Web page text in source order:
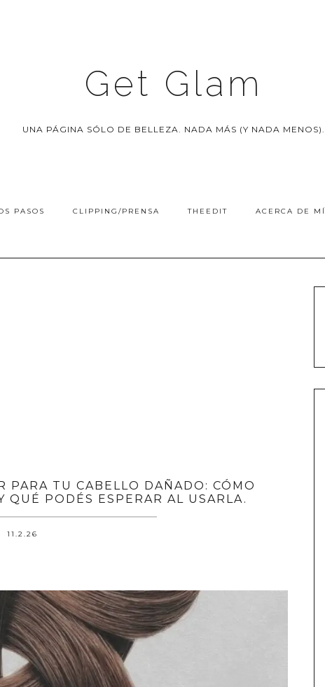
Get Glam
UNA PÁGINA SÓLO DE BELLEZA. NADA MÁS (Y NADA MENOS).
PASOS CLIPPING/PRENSA THEEDIT ACERCA DE MÍ
PARA TU CABELLO DAÑADO: CÓMO
QUÉ PODÉS ESPERAR AL USARLA.
11.2.26